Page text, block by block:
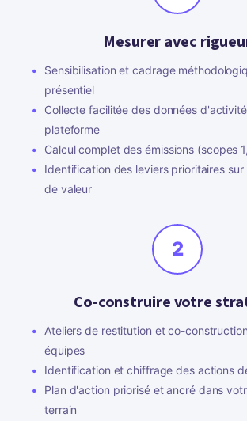
Mesurer avec
Sensibilisation et cadrage
présentiel
Collecte facilitée des données
plateforme
Calcul complet des émissions (scopes
Identification des leviers prioritaires
de valeur
2
Co-construire votre
Ateliers de restitution et co-
équipes
Identification et chiffrage des actions
Plan d'action priorisé et ancré dans
terrain